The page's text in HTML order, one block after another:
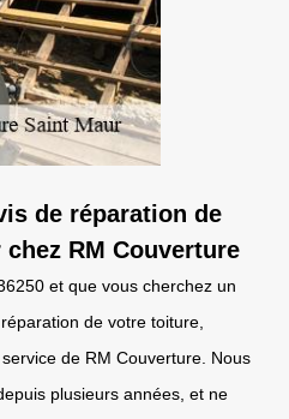
de réparation de
RM Couverture
et que vous cherchez un
de votre toiture,
de RM Couverture. Nous
plusieurs années, et ne